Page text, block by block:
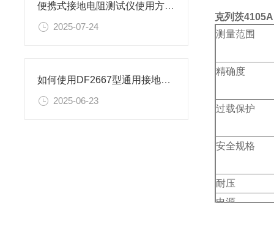
便携式接地电阻测试仪使用方法有哪些？
2025-07-24
如何使用DF2667型通用接地电阻测试仪进行测试
2025-06-23
克列茨
测量范围
精确度
过载保护
安全规格
耐压
电源